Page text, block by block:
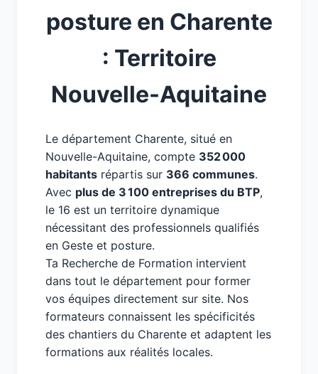
posture en Charente
: Territoire
Nouvelle-Aquitaine
Le département Charente, situé en
Nouvelle-Aquitaine, compte 352 000
habitants répartis sur 366 communes.
Avec plus de 3 100 entreprises du BTP,
le 16 est un territoire dynamique
nécessitant des professionnels qualifiés
en Geste et posture.
Ta Recherche de Formation intervient
dans tout le département pour former
vos équipes directement sur site. Nos
formateurs connaissent les spécificités
des chantiers du Charente et adaptent les
formations aux réalités locales.